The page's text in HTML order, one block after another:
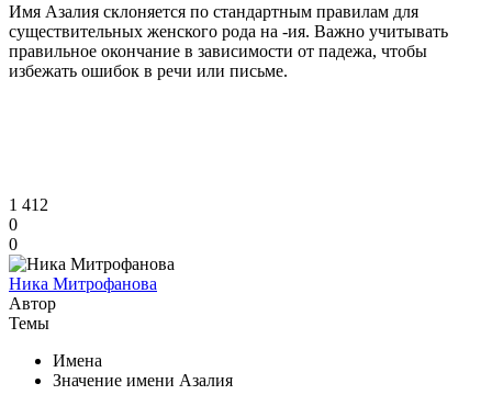
Имя Азалия склоняется по стандартным правилам для
существительных женского рода на -ия. Важно учитывать
правильное окончание в зависимости от падежа, чтобы
избежать ошибок в речи или письме.
1 412
0
0
Ника Митрофанова
Автор
Темы
Имена
Значение имени Азалия